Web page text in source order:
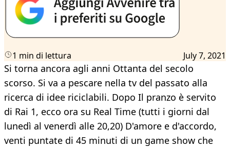
1 min di lettura July 7, 2021
Si torna ancora agli anni Ottanta del secolo
scorso. Si va a pescare nella tv del passato alla
ricerca di idee riciclabili. Dopo Il pranzo è servito
di Rai 1, ecco ora su Real Time (tutti i giorni dal
lunedì al venerdì alle 20,20) D'amore e d'accordo,
venti puntate di 45 minuti di un game show che